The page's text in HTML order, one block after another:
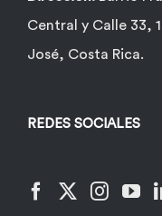
Central y Calle 33,
José, Costa Rica.
REDES SOCIALES